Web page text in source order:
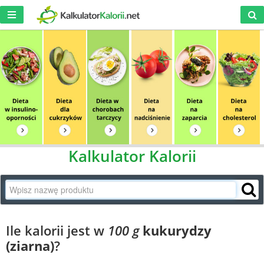
Kalkulator Kalorii
Ile kalorii jest w 100 g kukurydzy
(ziarna)?